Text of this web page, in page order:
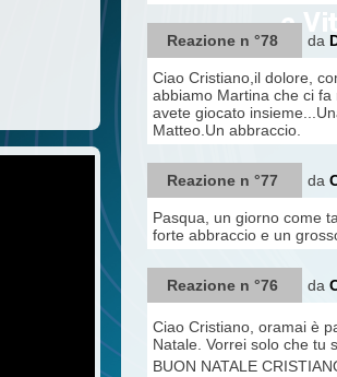
Reazione n °78 da
Ciao Cristiano,il dolore,
abbiamo Martina che ci
avete giocato
Matteo.Un abbraccio.
Reazione n °77 da
Pasqua, un giorno come
forte abbraccio e un
Reazione n °76 da
Ciao Cristiano, oramai è
Natale. Vorrei solo che tu
BUON NATALE